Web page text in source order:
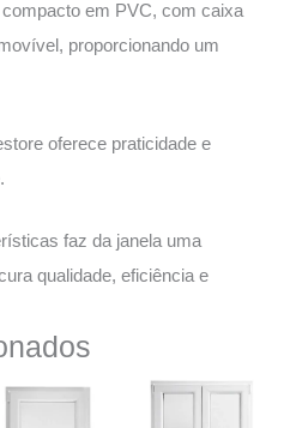
em PVC, com caixa
proporcionando um
oferece praticidade e
faz da janela uma
qualidade, eficiência e